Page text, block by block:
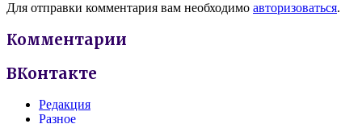
Для отправки комментария вам необходимо авторизоваться.
Комментарии
ВКонтакте
Редакция
Разное